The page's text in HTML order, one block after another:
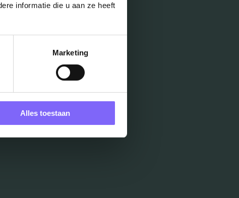
informatie die u aan ze heeft
Marketing
Alles toestaan